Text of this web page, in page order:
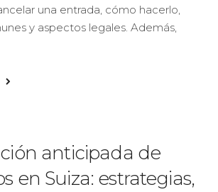
una entrada, cómo hacerlo,
y aspectos legales. Además,
anticipada de
en Suiza: estrategias,